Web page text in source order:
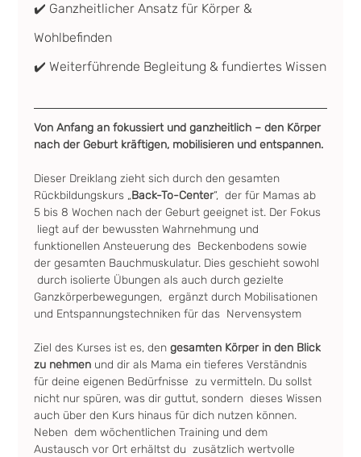
✔️ Ganzheitlicher Ansatz für Körper &
Wohlbefinden
✔️ Weiterführende Begleitung & fundiertes Wissen
Von Anfang an fokussiert und ganzheitlich – den Körper
nach der Geburt kräftigen, mobilisieren und entspannen.
Dieser Dreiklang zieht sich durch den gesamten
Rückbildungskurs „Back-To-Center“,  der für Mamas ab
5 bis 8 Wochen nach der Geburt geeignet ist. Der Fokus
liegt auf der bewussten Wahrnehmung und
funktionellen Ansteuerung des  Beckenbodens sowie
der gesamten Bauchmuskulatur. Dies geschieht sowohl
durch isolierte Übungen als auch durch gezielte
Ganzkörperbewegungen,  ergänzt durch Mobilisationen
und Entspannungstechniken für das  Nervensystem
Ziel des Kurses ist es, den gesamten Körper in den Blick
zu nehmen und dir als Mama ein tieferes Verständnis
für deine eigenen Bedürfnisse  zu vermitteln. Du sollst
nicht nur spüren, was dir guttut, sondern  dieses Wissen
auch über den Kurs hinaus für dich nutzen können.
Neben  dem wöchentlichen Training und dem
Austausch vor Ort erhältst du  zusätzlich wertvolle